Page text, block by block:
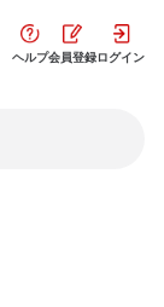
ヘルプ会員登録ログイン